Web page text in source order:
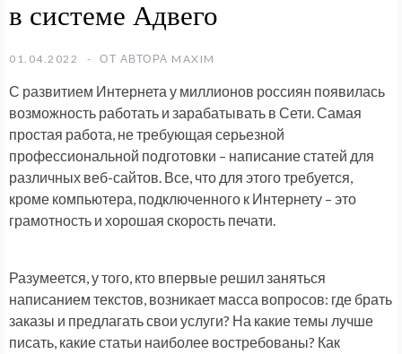
в системе Адвего
01.04.2022 ОТ АВТОРА MAXIM
С развитием Интернета у миллионов россиян появилась
возможность работать и зарабатывать в Сети. Самая
простая работа, не требующая серьезной
профессиональной подготовки – написание статей для
различных веб-сайтов. Все, что для этого требуется,
кроме компьютера, подключенного к Интернету – это
грамотность и хорошая скорость печати.
Разумеется, у того, кто впервые решил заняться
написанием текстов, возникает масса вопросов: где брать
заказы и предлагать свои услуги? На какие темы лучше
писать, какие статьи наиболее востребованы? Как